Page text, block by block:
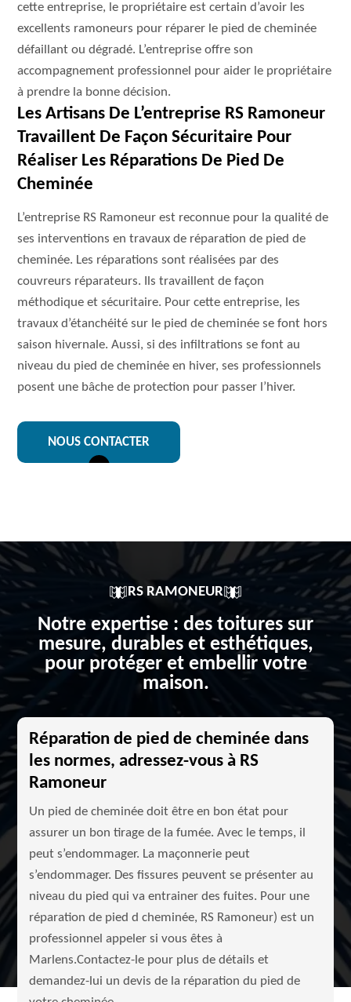
cette entreprise, le propriétaire est certain d’avoir les
excellents ramoneurs pour réparer le pied de cheminée
défaillant ou dégradé. L’entreprise offre son
accompagnement professionnel pour aider le propriétaire
à prendre la bonne décision.
Les Artisans De L’entreprise RS Ramoneur
Travaillent De Façon Sécuritaire Pour
Réaliser Les Réparations De Pied De
Cheminée
L’entreprise RS Ramoneur est reconnue pour la qualité de
ses interventions en travaux de réparation de pied de
cheminée. Les réparations sont réalisées par des
couvreurs réparateurs. Ils travaillent de façon
méthodique et sécuritaire. Pour cette entreprise, les
travaux d’étanchéité sur le pied de cheminée se font hors
saison hivernale. Aussi, si des infiltrations se font au
niveau du pied de cheminée en hiver, ses professionnels
posent une bâche de protection pour passer l’hiver.
NOUS CONTACTER
RS RAMONEUR
Notre expertise : des toitures sur
mesure, durables et esthétiques,
pour protéger et embellir votre
maison.
Réparation de pied de cheminée dans
les normes, adressez-vous à RS
Ramoneur
Un pied de cheminée doit être en bon état pour
assurer un bon tirage de la fumée. Avec le temps, il
peut s’endommager. La maçonnerie peut
s’endommager. Des fissures peuvent se présenter au
niveau du pied qui va entrainer des fuites. Pour une
réparation de pied d cheminée, RS Ramoneur) est un
professionnel appeler si vous êtes à
Marlens.Contactez-le pour plus de détails et
demandez-lui un devis de la réparation du pied de